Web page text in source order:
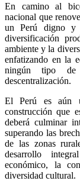
En camino al
nacional que
un Perú digno y
diversificación
ambiente y la
enfatizando en la
ningún tipo de
descentralización.
El Perú es aún
construcción que
deberá culminar
superando las
de las zonas
desarrollo
económico, la
diversidad cultural.